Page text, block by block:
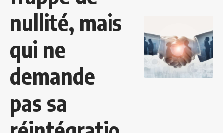
nullité, mais
qui ne
demande
pas sa